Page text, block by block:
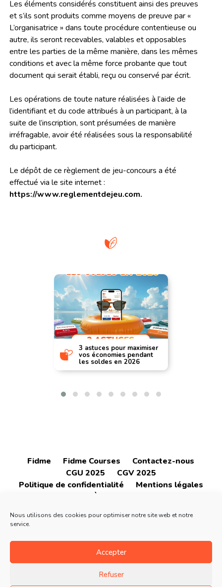
Nous utilisons des cookies pour optimiser notre site web et notre
service.
Accepter
Refuser
Les éléments considérés constituent ainsi des preuves
et s’ils sont produits comme moyens de preuve par «
L’organisatrice » dans toute procédure contentieuse ou
autre, ils seront recevables, valables et opposables
entre les parties de la même manière, dans les mêmes
conditions et avec la même force probante que tout
document qui serait établi, reçu ou conservé par écrit.
Les opérations de toute nature réalisées à l’aide de
l’identifiant et du code attribués à un participant, à la
suite de l’inscription, sont présumées de manière
irréfragable, avoir été réalisées sous la responsabilité
du participant.
Le dépôt de ce règlement de jeu-concours a été
effectué via le site internet :
https://www.reglementdejeu.com.
3 astuces pour maximiser
vos économies pendant
les soldes en 2026
Fidme Fidme Courses
Contactez-nous
CGU 2025
CGV 2025
Politique de confidentialité
Mentions légales
À propos
4.6 4.6